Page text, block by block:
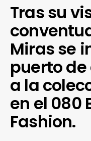
Tras su
Miras se
puerto
a la
en el 080
Fashion.